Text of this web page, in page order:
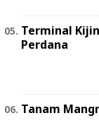
Terminal
Perdana
Tanam